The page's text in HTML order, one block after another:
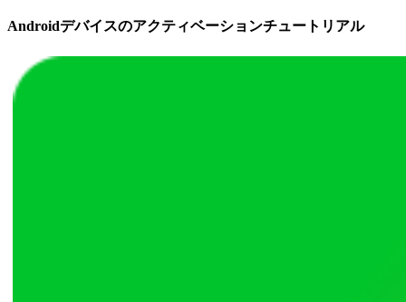
Androidデバイスのアクティベーションチュートリアル